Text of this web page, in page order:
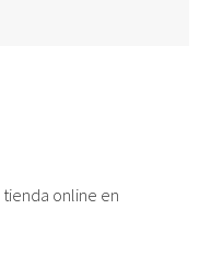
online en